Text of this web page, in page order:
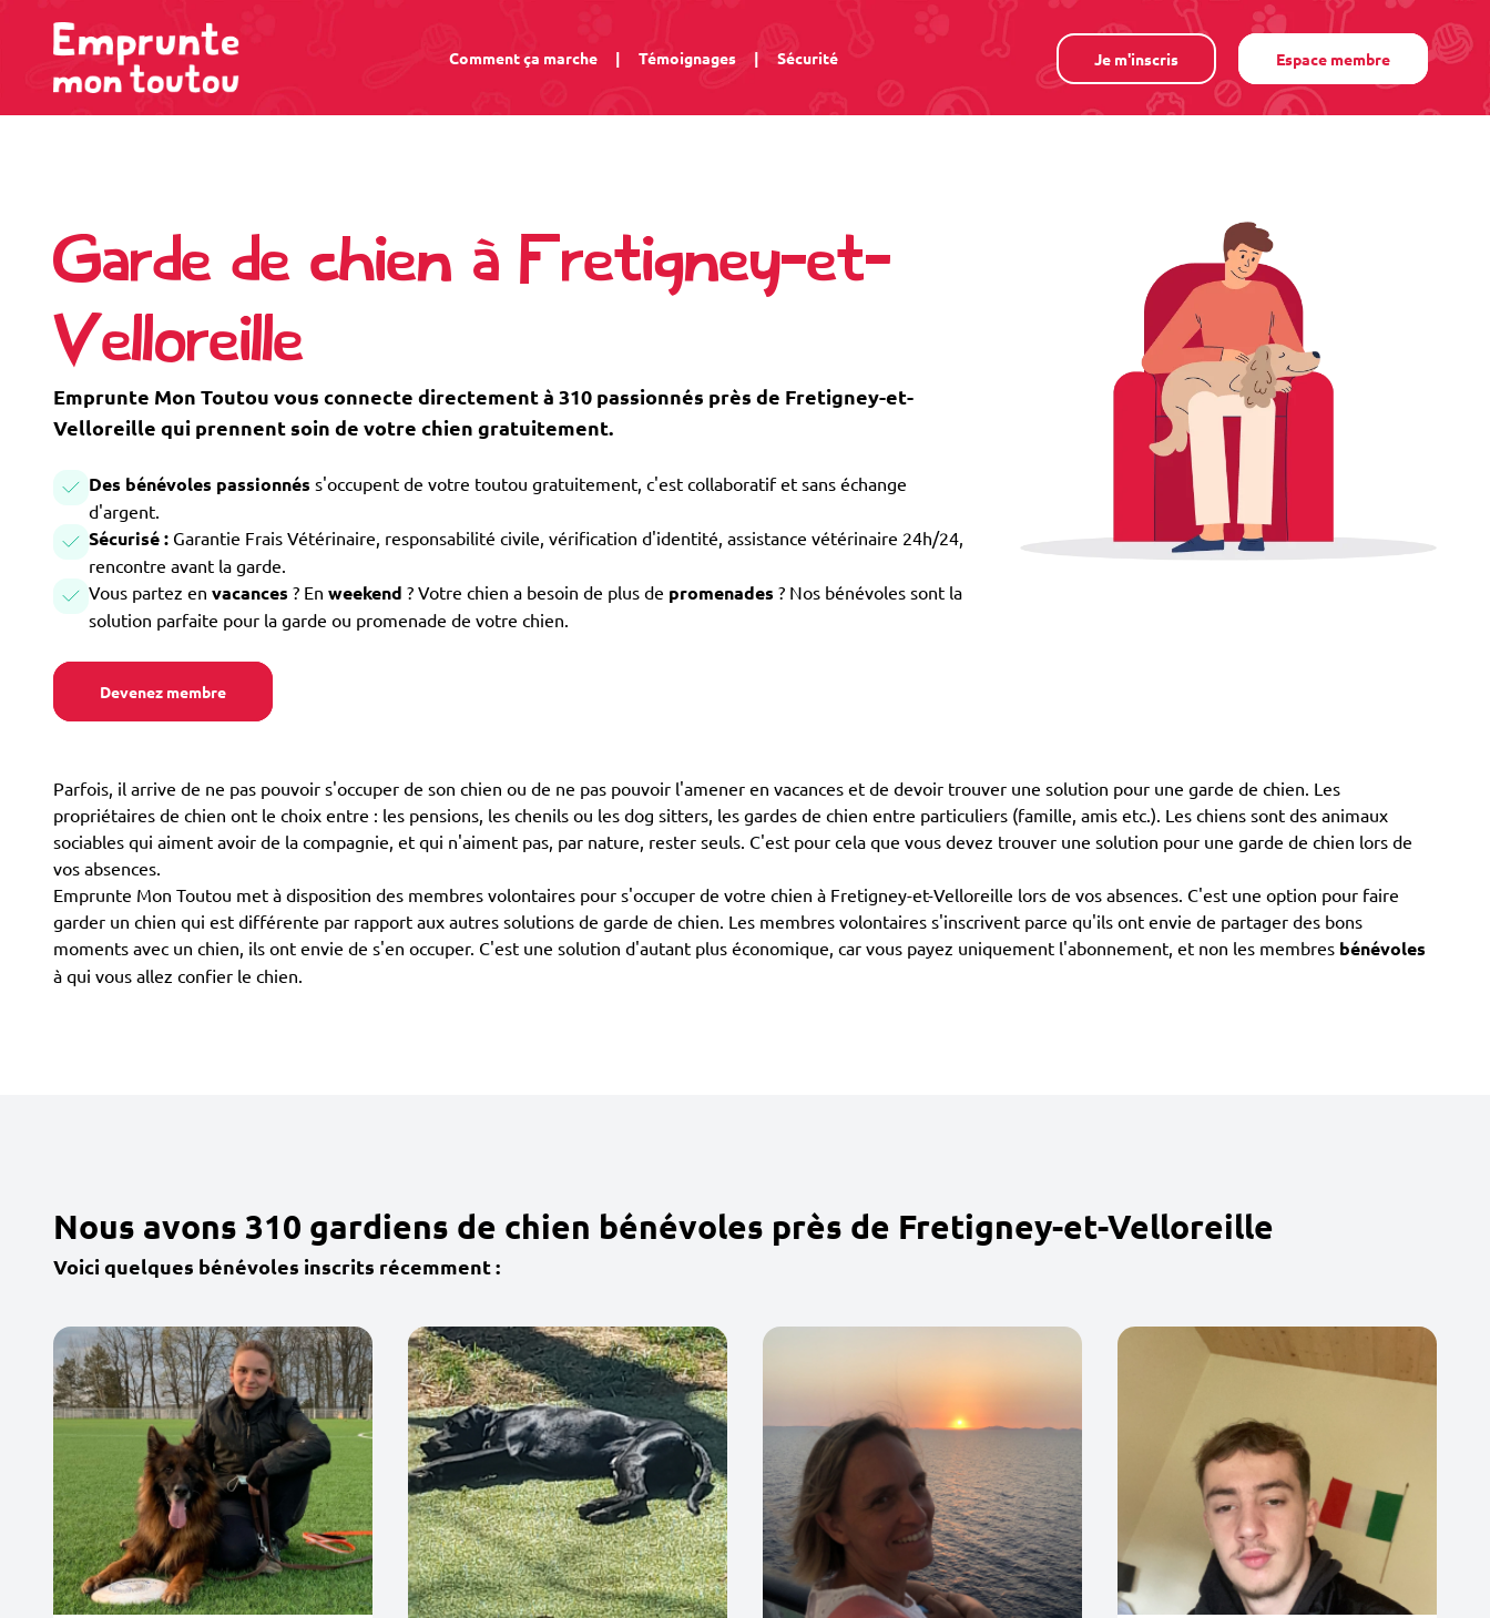
Comment ça marche | Témoignages | Sécurité Je m'inscris Espace membre
Garde de chien à Fretigney-et-
Velloreille
Emprunte Mon Toutou vous connecte directement à 310 passionnés près de Fretigney-et-
Velloreille qui prennent soin de votre chien gratuitement.
Des bénévoles passionnés s'occupent de votre toutou gratuitement, c'est collaboratif et sans échange
d'argent.
Sécurisé : Garantie Frais Vétérinaire, responsabilité civile, vérification d'identité, assistance vétérinaire 24h/24,
rencontre avant la garde.
Vous partez en vacances ? En weekend ? Votre chien a besoin de plus de promenades ? Nos bénévoles sont la
solution parfaite pour la garde ou promenade de votre chien.
Devenez membre
Parfois, il arrive de ne pas pouvoir s'occuper de son chien ou de ne pas pouvoir l'amener en vacances et de devoir trouver une solution pour une garde de chien. Les
propriétaires de chien ont le choix entre : les pensions, les chenils ou les dog sitters, les gardes de chien entre particuliers (famille, amis etc.). Les chiens sont des animaux
sociables qui aiment avoir de la compagnie, et qui n'aiment pas, par nature, rester seuls. C'est pour cela que vous devez trouver une solution pour une garde de chien lors de
vos absences.
Emprunte Mon Toutou met à disposition des membres volontaires pour s'occuper de votre chien à Fretigney-et-Velloreille lors de vos absences. C'est une option pour faire
garder un chien qui est différente par rapport aux autres solutions de garde de chien. Les membres volontaires s'inscrivent parce qu'ils ont envie de partager des bons
moments avec un chien, ils ont envie de s'en occuper. C'est une solution d'autant plus économique, car vous payez uniquement l'abonnement, et non les membres bénévoles
à qui vous allez confier le chien.
Nous avons 310 gardiens de chien bénévoles près de Fretigney-et-Velloreille
Voici quelques bénévoles inscrits récemment :